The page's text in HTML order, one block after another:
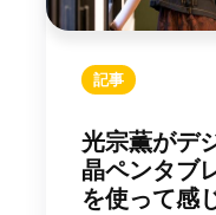
記事
光宗薫がデ
晶ペンタブ
を使って感